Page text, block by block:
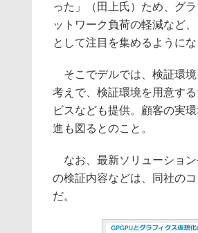
った」（田上氏）ため、グ
ットワーク負荷の軽減など
として注目を集めるようにな
そこでデルでは、検証環境
考えで、検証環境を用意す
ビスなども提供。顧客の実
進も図るとのこと。
なお、最新ソリューショ
の検証内容などは、同社の
だ。